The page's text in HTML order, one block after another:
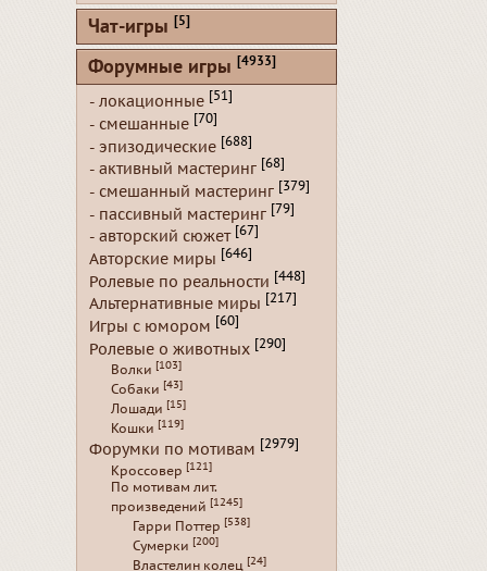
Чат-игры [5]
Форумные игры [4933]
- локационные [51]
- смешанные [70]
- эпизодические [688]
- активный мастеринг [68]
- смешанный мастеринг [379]
- пассивный мастеринг [79]
- авторский сюжет [67]
Авторские миры [646]
Ролевые по реальности [448]
Альтернативные миры [217]
Игры с юмором [60]
Ролевые о животных [290]
Волки [103]
Собаки [43]
Лошади [15]
Кошки [119]
Форумки по мотивам [2979]
Кроссовер [121]
По мотивам лит.
произведений [1245]
Гарри Поттер [538]
Сумерки [200]
Властелин колец [24]